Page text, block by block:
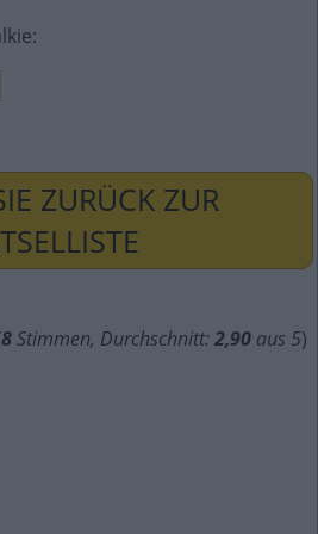
:
ZURÜCK ZUR
Stimmen, Durchschnitt: 2,90 aus 5)